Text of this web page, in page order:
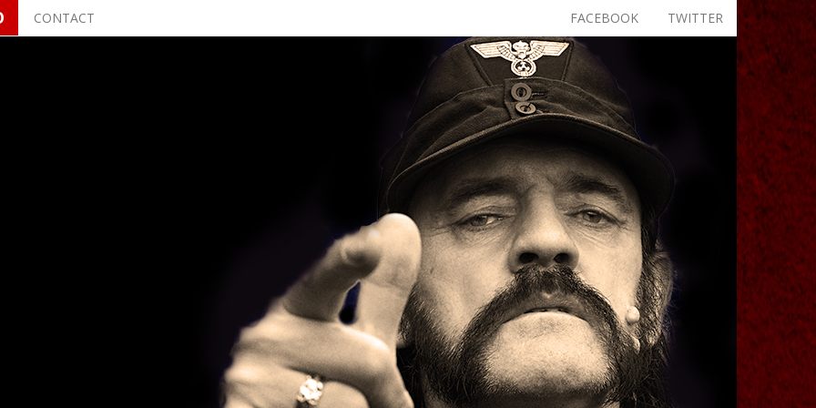
CONTACT TWITTER
FACEBOOK